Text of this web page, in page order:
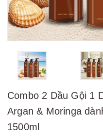
Combo 2 Dầu Gội 1
Argan & Moringa
1500ml